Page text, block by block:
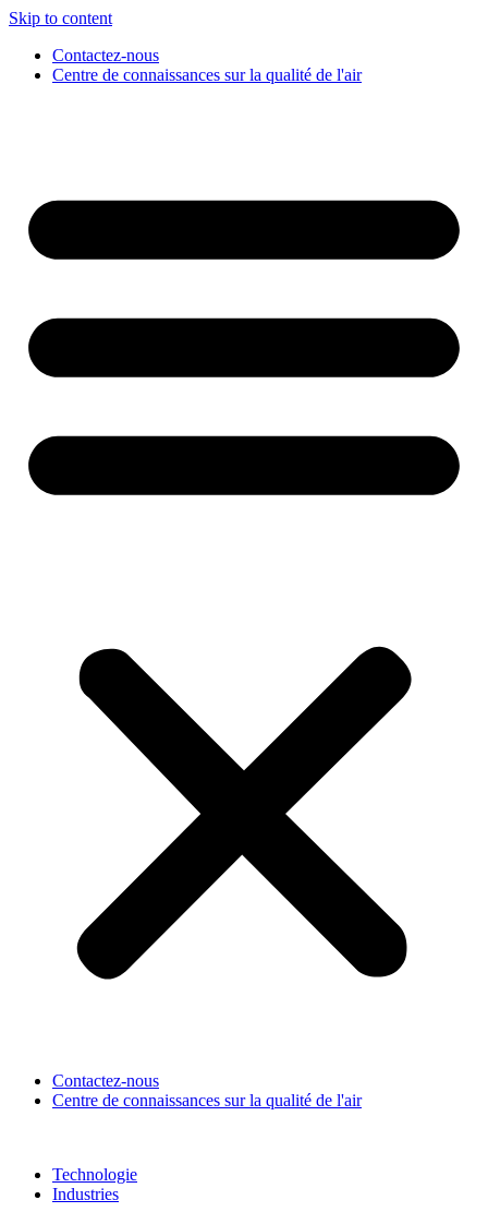
Skip to content
Contactez-nous
Centre de connaissances sur la qualité de l'air
Contactez-nous
Centre de connaissances sur la qualité de l'air
Technologie
Industries